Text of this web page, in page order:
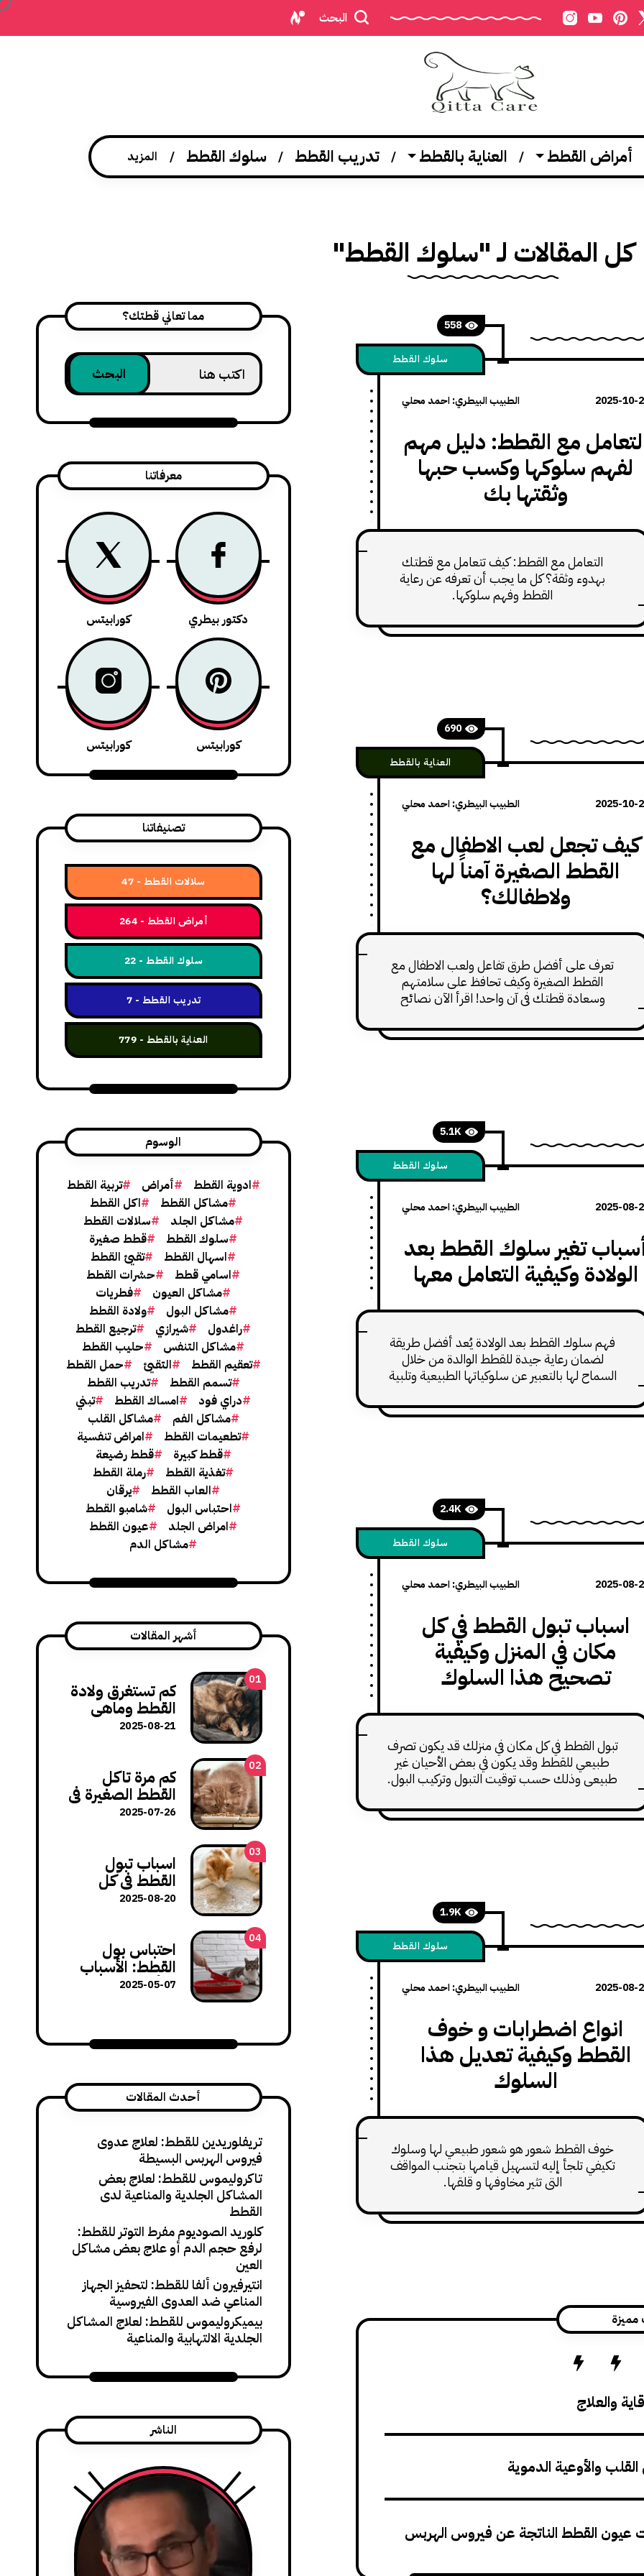
البحث
أمراض القطط العناية بالقطط تدريب القطط سلوك القطط المزيد
كل المقالات لـ "سلوك القطط"
558
سلوك القطط
2025-10- الطبيب البيطري: احمد محلي
مع القطط: دليل مهم
لفهم سلوكها وكسب حبها
وثقتها بك
التعامل مع القطط: كيف تتعامل مع قطتك
بهدوء وثقة؟ كل ما يجب أن تعرفه عن رعاية
القطط وفهم سلوكها.
690
العناية بالقطط
2025-10- الطبيب البيطري: احمد محلي
كيف تجعل لعب الاطفال مع
القطط الصغيرة آمناً لها
ولاطفالك؟
تعرف على أفضل طرق تفاعل ولعب الاطفال مع
القطط الصغيرة وكيف تحافظ على سلامتهم
وسعادة قطتك في آن واحد! اقرأ الآن نصائح
5.1K
سلوك القطط
2025-08- الطبيب البيطري: احمد محلي
تغير سلوك القطط بعد
الولادة وكيفية التعامل معها
فهم سلوك القطط بعد الولادة يُعد أفضل طريقة
لضمان رعاية جيدة للقطط الوالدة من خلال
السماح لها بالتعبير عن سلوكياتها الطبيعية وتلبية
2.4K
سلوك القطط
2025-08- الطبيب البيطري: احمد محلي
اسباب تبول القطط في كل
مكان في المنزل وكيفية
تصحيح هذا السلوك
تبول القطط في كل مكان في منزلك قد يكون تصرف
طبيعي للقطط وقد يكون في بعض الأحيان غير
طبيعي وذلك حسب توقيت التبول وتركيب البول.
1.9K
سلوك القطط
2025-08- الطبيب البيطري: احمد محلي
انواع اضطرابات و خوف
القطط وكيفية تعديل هذا
السلوك
خوف القطط شعور هو شعور طبيعي لها وسلوك
تكيفي تلجأ إليه لتسهيل قيامها بتجنب المواقف
التي تثير مخاوفها و قلقها.
مميزة
والعلاج
والأوعية الدموية
عيون القطط الناتجة عن فيروس الهربس
مما تعاني قطتك؟
معرفاتنا
دكتور بيطري كورابيتس
كورابيتس كورابيتس
تصنيفاتنا
سلالات القطط 47
أمراض القطط 264
سلوك القطط 22
تدريب القطط 7
العناية بالقطط 779
الوسوم
ادوية القطط أمراض
تربية القطط
مشاكل القطط
اكل القطط
مشاكل الجلد
سلالات القطط
سلوك القطط
قطط صغيرة
اسهال القطط
تقيئ القطط
اسامي قطط
حشرات القطط
مشاكل العيون
فطريات
مشاكل البول
ولادة القطط
راغدول
شيرازي
ترجيع القطط
مشاكل التنفس
حليب القطط
تعقيم القطط
التقيئ
حمل القطط
تسمم القطط
تدريب القطط
دراي فود
امساك القطط
تبني
مشاكل الفم
مشاكل القلب
تطعيمات القطط
امراض تنفسية
قطط كبيرة
قطط رضيعة
تغذية القطط
رملة القطط
العاب القطط
يرقان
احتباس البول
شامبو القطط
امراض الجلد
عيون القطط
مشاكل الدم
أشهر المقالات
01 كم تستغرق ولادة
القطط وماهي
مشاكل الولادة
2025-08-21
02 كم مرة تاكل
القطط الصغيرة في
اليوم: عدد
2025-07-26
03 اسباب تبول
القطط في كل
مكان في المنزل
2025-08-20
04 احتباس بول
القطط: الأسباب
والأعراض وطرق
2025-05-07
أحدث المقالات
تريفلوريدين للقطط: لعلاج عدوى
فيروس الهربس البسيطة
تاكروليموس للقطط: لعلاج بعض
المشاكل الجلدية والمناعية لدى
القطط
كلوريد الصوديوم مفرط التوتر للقطط:
لرفع حجم الدم أو علاج بعض مشاكل
العين
انتيرفيرون ألفا للقطط: لتحفيز الجهاز
المناعي ضد العدوى الفيروسية
بيميكروليموس للقطط: لعلاج المشاكل
الجلدية الالتهابية والمناعية
الناشر